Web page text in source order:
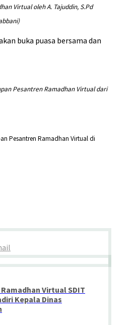
Virtual oleh A. Tajuddin, S.Pd
buka puasa bersama dan
Pesantren Ramadhan Virtual dari
Pesantren Ramadhan Virtual di
Virtual SDIT
Kepala Dinas